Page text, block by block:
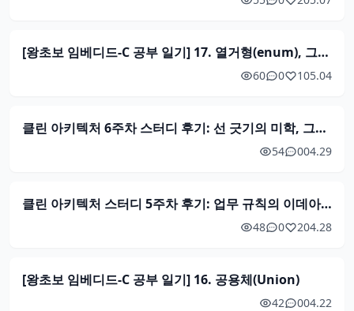
[왕초보 임베디드-C 공부 일기] 17. 열거형(enum), 그리고...다음 챕터로!
60 0 105.04
클린 아키텍처 6주차 스터디 후기: 선 긋기의 미학, 그리고 로보틱스 실무 적용 (25장~29장)
54 004.29
클린 아키텍처 스터디 5주차 후기: 업무 규칙의 이데아, 경계의 비용, 그리고 실무적 딜레마 (20장~25장)
48 0 204.28
[왕초보 임베디드-C 공부 일기] 16. 공용체(Union)
42 004.22